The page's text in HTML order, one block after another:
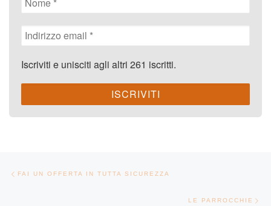
Iscriviti e unisciti agli altri 261 iscritti.
Navigazione articoli
FAI UN OFFERTA IN TUTTA SICUREZZA
LE PARROCCHIE